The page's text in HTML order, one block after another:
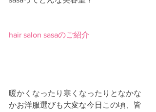
hair salon sasaのご紹介
暖かくなったり寒くなったりとなかな
かお洋服選びも大変な今日この頃、皆